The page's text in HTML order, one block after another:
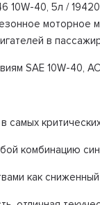
10W-40, 5л /
моторное
в
SAE 10W-40,
комбинацию
как